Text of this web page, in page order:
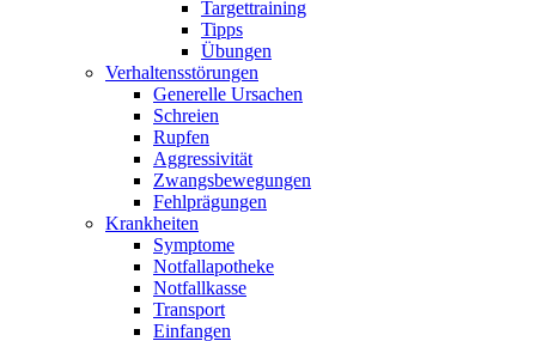
Targettraining
Tipps
Übungen
Verhaltensstörungen
Generelle Ursachen
Schreien
Rupfen
Aggressivität
Zwangsbewegungen
Fehlprägungen
Krankheiten
Symptome
Notfallapotheke
Notfallkasse
Transport
Einfangen